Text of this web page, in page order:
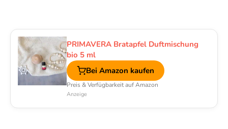
PRIMAVERA Bratapfel Duftmischung
bio 5 ml
Bei Amazon kaufen
Preis & Verfügbarkeit auf Amazon
Anzeige